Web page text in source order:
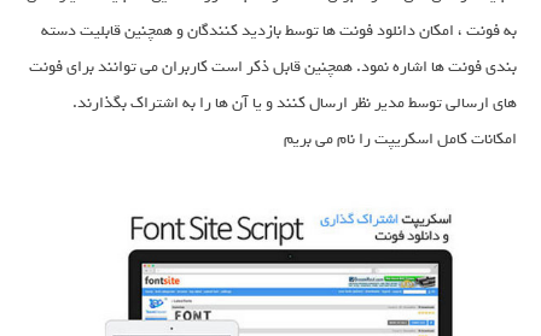
به فونت ، امکان دانلود فونت ها توسط بازدید کنندگان و همچنین قابلیت دسته
بندی فونت ها اشاره نمود. همچنین قابل ذکر است کاربران می توانند برای فونت
های ارسالی توسط مدیر نظر ارسال کنند و یا آن ها را به اشتراک بگذارند.
امکانات کامل اسکریپت را نام می بریم